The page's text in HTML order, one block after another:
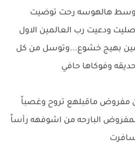
هالهوسه رحت توضيت
ودعيت رب العالمين الاول
بهيج خشوع...وتوسل من كل
وفوكاها حافي
مفروض ماقبلهع تروح وغصباً
البارحه من اشوفهه رأساً